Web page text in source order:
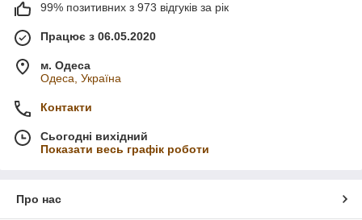
99% позитивних з 973 відгуків за рік
Працює з 06.05.2020
м. Одеса
Одеса, Україна
Контакти
Сьогодні вихідний
Показати весь графік роботи
Про нас